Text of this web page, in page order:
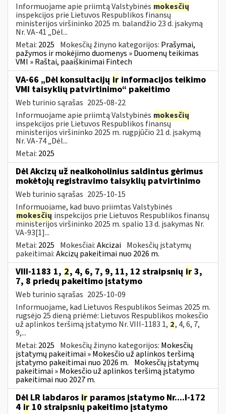
Informuojame apie priimtą Valstybinės mokesčių
inspekcijos prie Lietuvos Respublikos finansų
ministerijos viršininko 2025 m. balandžio 23 d. įsakymą
Nr. VA-41 „Dėl...
Metai: 2025 Mokesčių žinyno kategorijos: Prašymai,
pažymos ir mokėjimo duomenys » Duomenų teikimas
VMI » Raštai, paaiškinimai Fintech
VA-66 „Dėl konsultacijų ir informacijos teikimo
VMI taisyklių patvirtinimo“ pakeitimo
Web turinio sąrašas 2025-08-22
Informuojame apie priimtą Valstybinės mokesčių
inspekcijos prie Lietuvos Respublikos finansų
ministerijos viršininko 2025 m. rugpjūčio 21 d. įsakymą
Nr. VA-74 „Dėl...
Metai: 2025
Dėl Akcizų už nealkoholinius saldintus gėrimus
mokėtojų registravimo taisyklių patvirtinimo
Web turinio sąrašas 2025-10-15
Informuojame, kad buvo priimtas Valstybinės
mokesčių inspekcijos prie Lietuvos Respublikos finansų
ministerijos viršininko 2025 m. spalio 13 d. įsakymas Nr.
VA-93[1]...
Metai: 2025 Mokesčiai:Akcizai Mokesčių įstatymų
pakeitimai:Akcizų pakeitimai nuo 2026 m.
VIII-1183 1, 2, 4, 6, 7, 9, 11, 12 straipsnių ir 3,
7, 8 priedų pakeitimo įstatymo
Web turinio sąrašas 2025-10-09
Informuojame, kad Lietuvos Respublikos Seimas 2025 m.
rugsėjo 25 dieną priėmė: Lietuvos Respublikos mokesčio
už aplinkos teršimą įstatymo Nr. VIII-1183 1, 2, 4, 6, 7,
9,...
Metai: 2025 Mokesčių žinyno kategorijos: Mokesčių
įstatymų pakeitimai » Mokesčio už aplinkos teršimą
įstatymo pakeitimai nuo 2026 m. Mokesčių įstatymų
pakeitimai » Mokesčio už aplinkos teršimą įstatymo
pakeitimai nuo 2027 m.
Dėl LR labdaros ir paramos įstatymo Nr....I-172
4 ir 10 straipsnių pakeitimo įstatymo